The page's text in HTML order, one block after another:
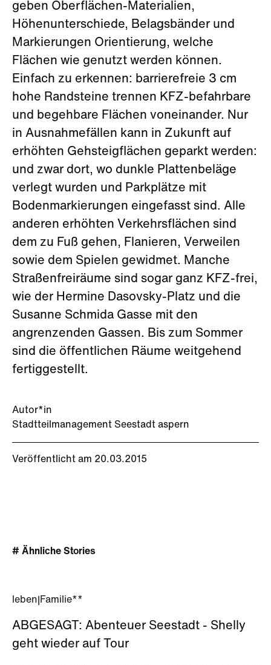
Autor*in
Stadtteilmanagement Seestadt aspern
Veröffentlicht am 20.03.2015
geben Oberflächen-Materialien,
Höhenunterschiede, Belagsbänder und
Markierungen Orientierung, welche
Flächen wie genutzt werden können.
Einfach zu erkennen: barrierefreie 3 cm
hohe Randsteine trennen KFZ-befahrbare
und begehbare Flächen voneinander. Nur
in Ausnahmefällen kann in Zukunft auf
erhöhten Gehsteigflächen geparkt werden:
und zwar dort, wo dunkle Plattenbeläge
verlegt wurden und Parkplätze mit
Bodenmarkierungen eingefasst sind. Alle
anderen erhöhten Verkehrsflächen sind
dem zu Fuß gehen, Flanieren, Verweilen
sowie dem Spielen gewidmet. Manche
Straßenfreiräume sind sogar ganz KFZ-frei,
wie der Hermine Dasovsky-Platz und die
Susanne Schmida Gasse mit den
angrenzenden Gassen. Bis zum Sommer
sind die öffentlichen Räume weitgehend
fertiggestellt.
# Ähnliche Stories
leben Familie**
ABGESAGT: Abenteuer Seestadt - Shelly
geht wieder auf Tour